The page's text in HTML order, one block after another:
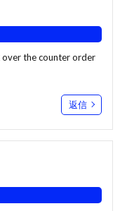
the counterorder
返信